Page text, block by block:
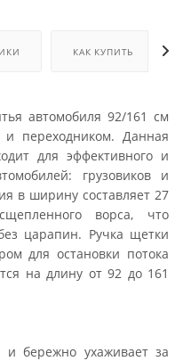
КАК КУПИТЬ
автомобиля 92/161 см
переходником. Данная
для эффективного и
грузовиков и
в ширину составляет 27
ворса, что
царапин. Ручка щетки
для остановки потока
на длину от 92 до 161
бережно ухаживает за